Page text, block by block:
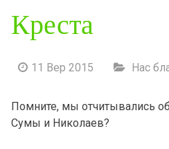
Креста
11 Вер 2015 Нас
Помните, мы отчитывались
Сумы и Николаев?